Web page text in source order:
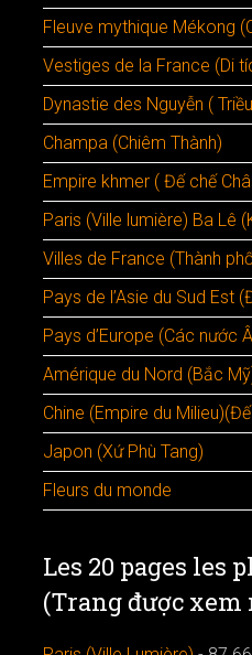
Fleuve mythique Mékong
Vestiges de la France (Di
Dynastie des Nguyễn (
Champa (Chiêm Thành)
Empire khmer ( Đế chế
Paris (Ville lumière) Ba Lê
Villes de France (Thành
Pays de l’Asie du Sud Est
Pays d’Europe (Các nước
Amérique du Nord (Bắc
Chine (Empire du
Japon (Xứ Phù Tang)
Fleurs du monde
Les 20 pages les
(Trang được xem